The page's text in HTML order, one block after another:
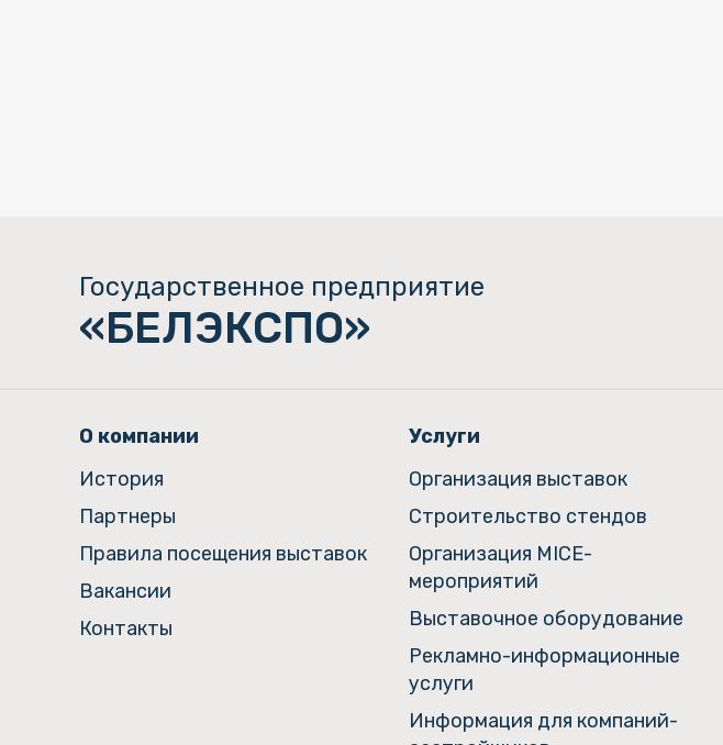
Государственное предприятие
«БЕЛЭКСПО»
О компании
История
Партнеры
Правила посещения выставок
Вакансии
Контакты
Услуги
Организация выставок
Строительство стендов
Организация MICE-
мероприятий
Выставочное оборудование
Рекламно-информационные
услуги
Информация для компаний-